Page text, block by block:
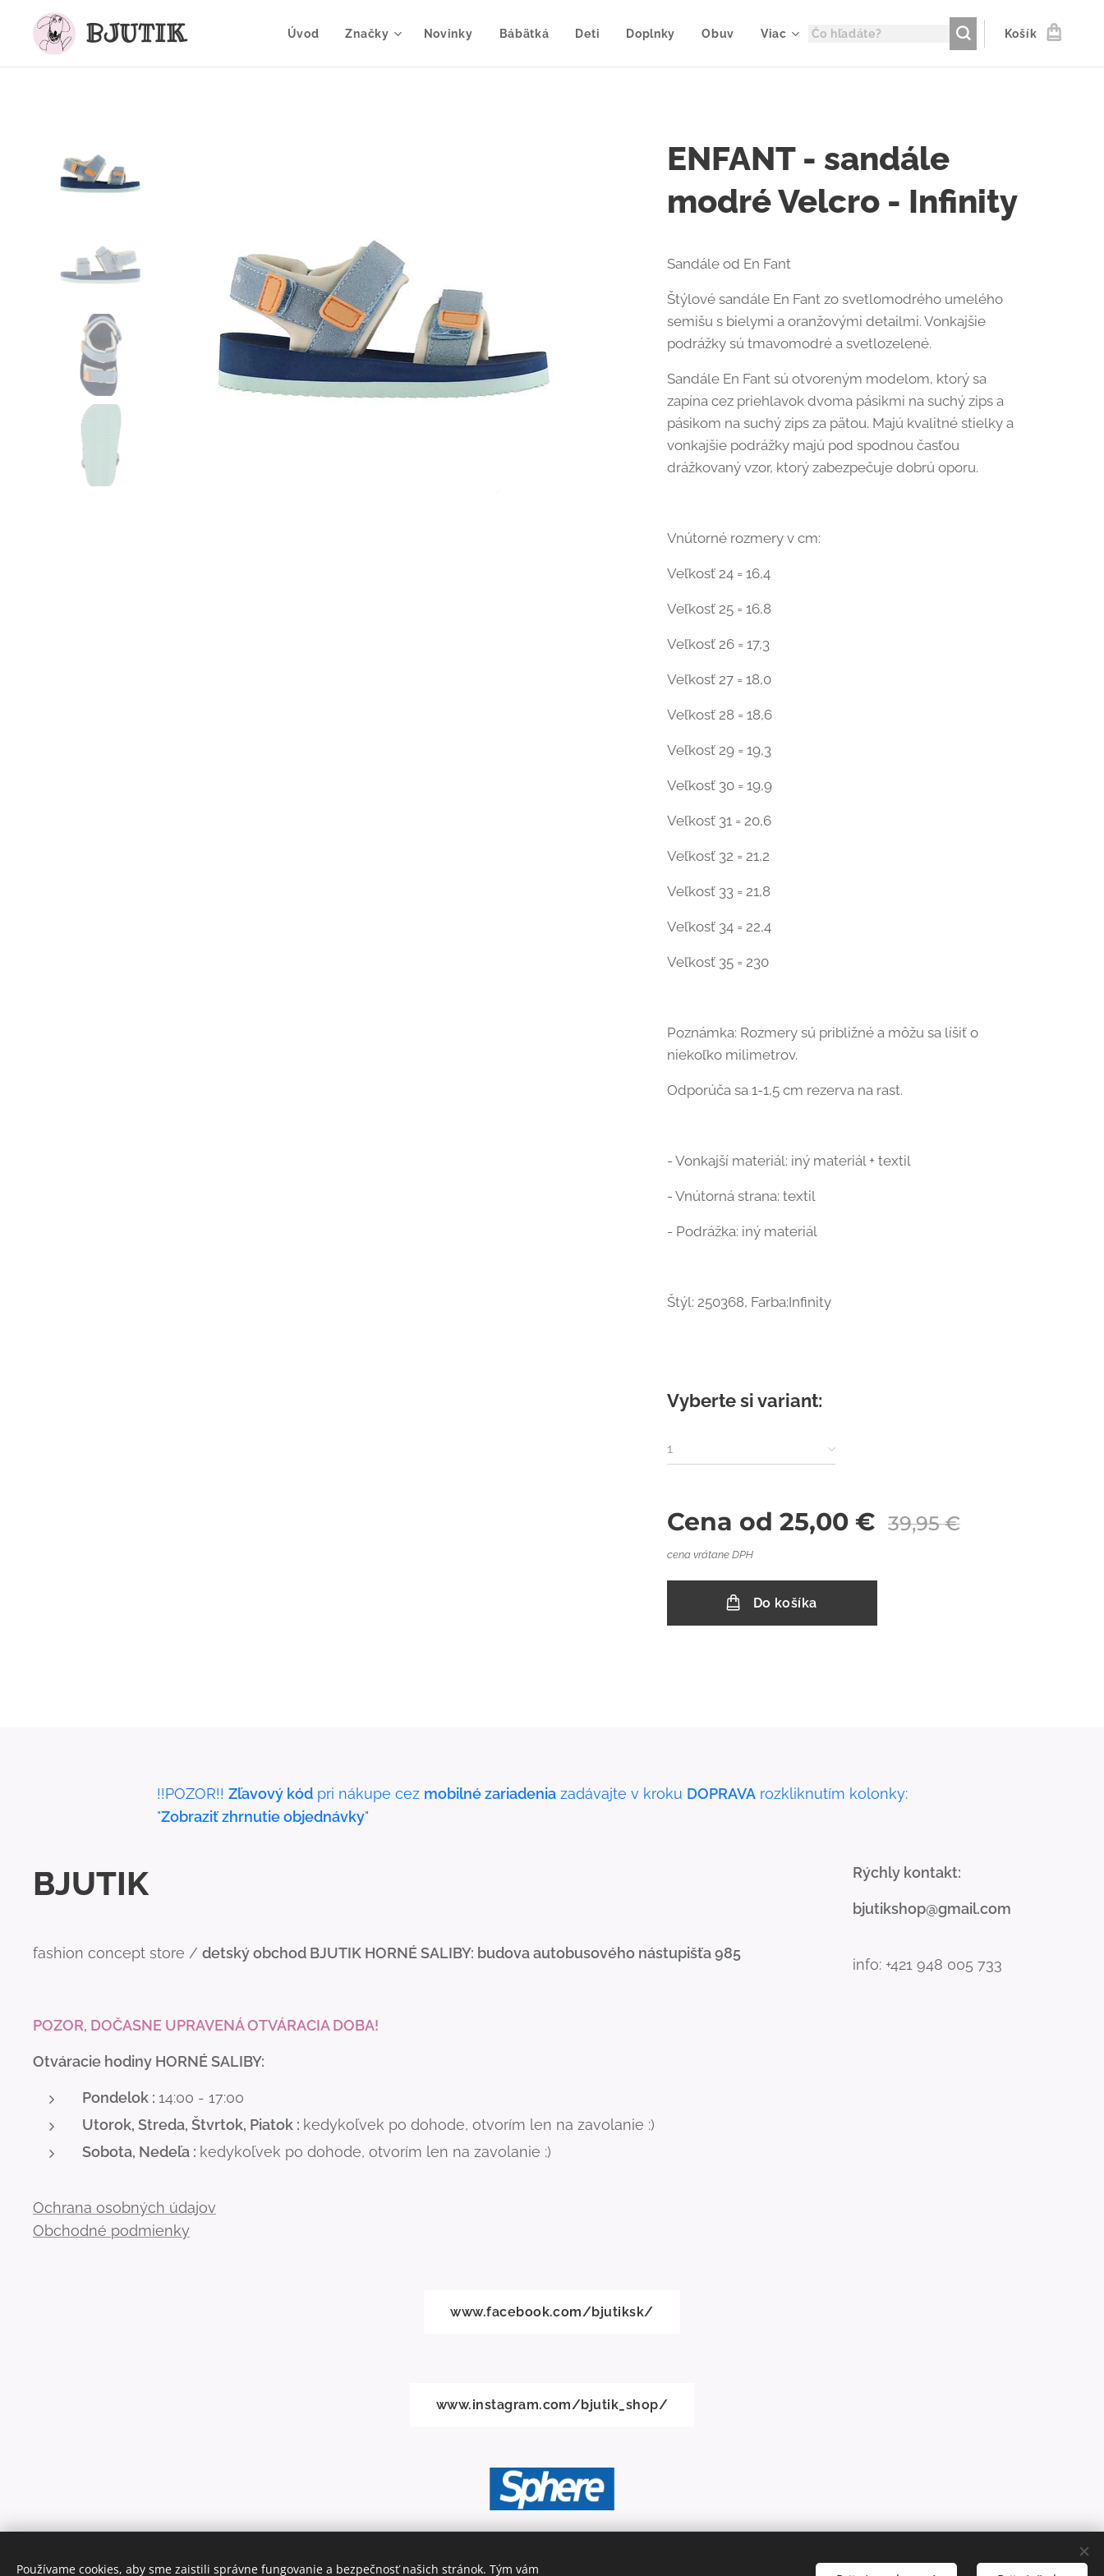
BJUTIK Úvod Značky Novinky Bábätká Deti Doplnky Obuv Viac Košík
ENFANT - sandále
modré Velcro - Infinity
Sandále od En Fant
Štýlové sandále En Fant zo svetlomodrého umelého
semišu s bielymi a oranžovými detailmi. Vonkajšie
podrážky sú tmavomodré a svetlozelené.
Sandále En Fant sú otvoreným modelom, ktorý sa
zapína cez priehlavok dvoma pásikmi na suchý zips a
pásikom na suchý zips za pätou. Majú kvalitné stielky a
vonkajšie podrážky majú pod spodnou časťou
drážkovaný vzor, ktorý zabezpečuje dobrú oporu.
Vnútorné rozmery v cm:
Veľkosť 24 = 16,4
Veľkosť 25 = 16,8
Veľkosť 26 = 17,3
Veľkosť 27 = 18,0
Veľkosť 28 = 18,6
Veľkosť 29 = 19,3
Veľkosť 30 = 19,9
Veľkosť 31 = 20,6
Veľkosť 32 = 21,2
Veľkosť 33 = 21,8
Veľkosť 34 = 22,4
Veľkosť 35 = 230
Poznámka: Rozmery sú približné a môžu sa líšiť o
niekoľko milimetrov.
Odporúča sa 1-1,5 cm rezerva na rast.
- Vonkajší materiál: iný materiál + textil
- Vnútorná strana: textil
- Podrážka: iný materiál
Štýl: 250368, Farba:Infinity
Vyberte si variant:
1
Cena od 25,00 € 39,95€
cena vrátane DPH
Do košíka
!!POZOR!! Zľavový kódpri nákupe cez mobilné zariadeniazadávajte v kroku DOPRAVArozkliknutím kolonky:
"Zobraziť zhrnutie objednávky"
BJUTIK
fashion concept store / detský obchod BJUTIK HORNÉ SALIBY: budova autobusového nástupišťa 985
POZOR, DOČASNE UPRAVENÁ OTVÁRACIA DOBA!
Otváracie hodiny HORNÉ SALIBY:
Pondelok : 14:00 - 17:00
Utorok, Streda, Štvrtok, Piatok : kedykoľvek po dohode, otvorím len na zavolanie :)
Sobota, Nedeľa : kedykoľvek po dohode, otvorím len na zavolanie :)
Ochrana osobných údajov
Obchodné podmienky
Rýchly kontakt:
bjutikshop@gmail.com
info: +421 948 005 733
www.facebook.com/bjutiksk/
www.instagram.com/bjutik_shop/
Používame cookies, aby sme zaistili správne fungovanie a bezpečnosť našich stránok. Tým vám